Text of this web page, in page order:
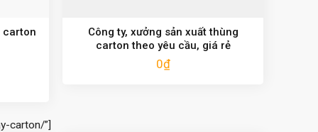
carton
Công ty, xưởng sản xuất thùng
carton theo yêu cầu, giá rẻ
0₫
carton/”]